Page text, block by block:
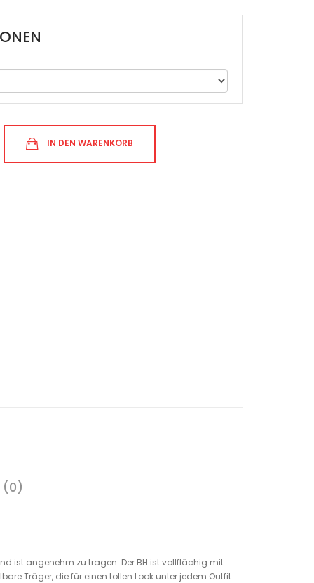
IN DEN WARENKORB
(0)
ist angenehm zu tragen. Der BH ist vollflächig mit
Träger, die für einen tollen Look unter jedem Outfit